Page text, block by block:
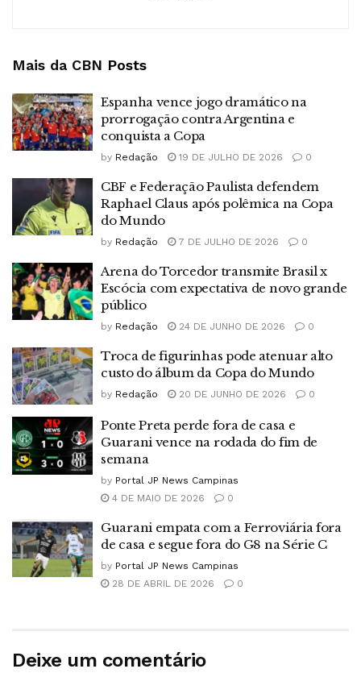
Mais da CBN Posts
Espanha vence jogo dramático na
prorrogação contra Argentina e
conquista a Copa
by Redação 19 DE JULHO DE 2026 0
CBF e Federação Paulista defendem
Raphael Claus após polêmica na Copa
do Mundo
by Redação 7 DE JULHO DE 2026 0
Arena do Torcedor transmite Brasil x
Escócia com expectativa de novo grande
público
by Redação 24 DE JUNHO DE 2026 0
Troca de figurinhas pode atenuar alto
custo do álbum da Copa do Mundo
by Redação 20 DE JUNHO DE 2026 0
Ponte Preta perde fora de casa e
Guarani vence na rodada do fim de
semana
by Portal JP News Campinas
4 DE MAIO DE 2026
0
Guarani empata com a Ferroviária fora
de casa e segue fora do G8 na Série C
by Portal JP News Campinas
28 DE ABRIL DE 2026
0
Deixe um comentário